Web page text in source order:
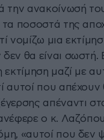
την ανακοίνωσή
ποσοστά της
νομίζω μια
θα είναι σωστή.
εκτίμηση μαζί με
αυτοί που απέχουν
απέναντι
ο κ.
«αυτοί που δεν